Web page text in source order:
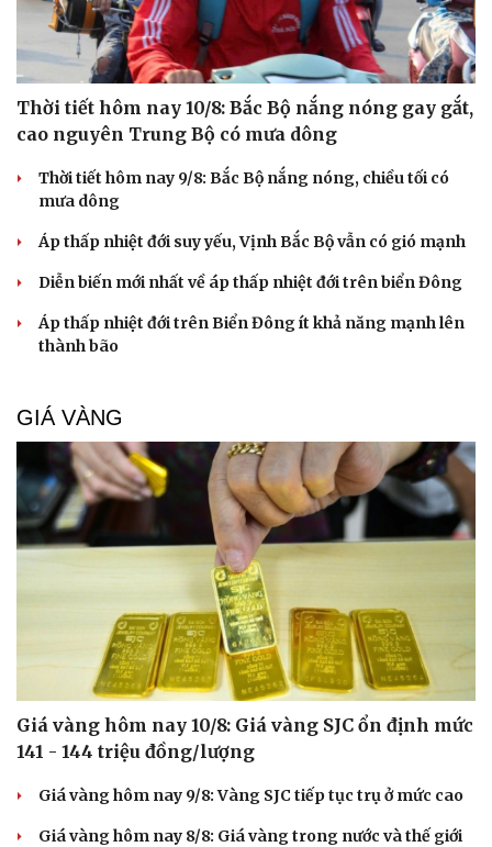
Thời tiết hôm nay 10/8: Bắc Bộ nắng nóng gay gắt,
cao nguyên Trung Bộ có mưa dông
Thời tiết hôm nay 9/8: Bắc Bộ nắng nóng, chiều tối có
mưa dông
Áp thấp nhiệt đới suy yếu, Vịnh Bắc Bộ vẫn có gió mạnh
Diễn biến mới nhất về áp thấp nhiệt đới trên biển Đông
Áp thấp nhiệt đới trên Biển Đông ít khả năng mạnh lên
thành bão
GIÁ VÀNG
Giá vàng hôm nay 10/8: Giá vàng SJC ổn định mức
141 - 144 triệu đồng/lượng
Giá vàng hôm nay 9/8: Vàng SJC tiếp tục trụ ở mức cao
Giá vàng hôm nay 8/8: Giá vàng trong nước và thế giới